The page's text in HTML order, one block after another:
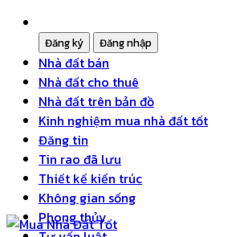
Nhà đất bán
Nhà đất cho thuê
Nhà đất trên bản đồ
Kinh nghiệm mua nhà đất tốt
Đăng tin
Tin rao đã lưu
Thiết kế kiến trúc
Không gian sống
Phong thủy